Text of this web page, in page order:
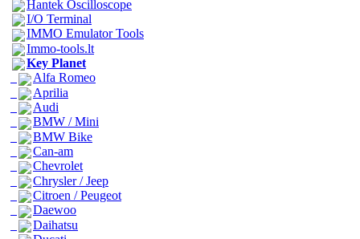
Hantek Oscilloscope
I/O Terminal
IMMO Emulator Tools
Immo-tools.lt
Key Planet
Alfa Romeo
Aprilia
Audi
BMW / Mini
BMW Bike
Can-am
Chevrolet
Chrysler / Jeep
Citroen / Peugeot
Daewoo
Daihatsu